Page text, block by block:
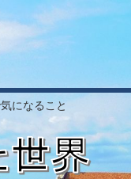
になること